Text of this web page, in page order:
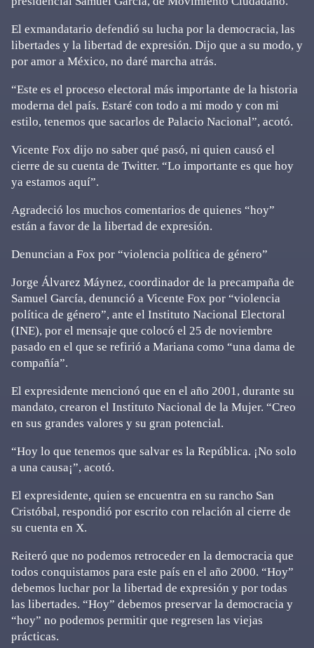
El exmandatario defendió su lucha por la democracia, las
libertades y la libertad de expresión. Dijo que a su modo, y
por amor a México, no daré marcha atrás.
“Este es el proceso electoral más importante de la historia
moderna del país. Estaré con todo a mi modo y con mi
estilo, tenemos que sacarlos de Palacio Nacional”, acotó.
Vicente Fox dijo no saber qué pasó, ni quien causó el
cierre de su cuenta de Twitter. “Lo importante es que hoy
ya estamos aquí”.
Agradeció los muchos comentarios de quienes “hoy”
están a favor de la libertad de expresión.
Denuncian a Fox por “violencia política de género”
Jorge Álvarez Máynez, coordinador de la precampaña de
Samuel García, denunció a Vicente Fox por “violencia
política de género”, ante el Instituto Nacional Electoral
(INE), por el mensaje que colocó el 25 de noviembre
pasado en el que se refirió a Mariana como “una dama de
compañía”.
El expresidente mencionó que en el año 2001, durante su
mandato, crearon el Instituto Nacional de la Mujer. “Creo
en sus grandes valores y su gran potencial.
“Hoy lo que tenemos que salvar es la República. ¡No solo
a una causa¡”, acotó.
El expresidente, quien se encuentra en su rancho San
Cristóbal, respondió por escrito con relación al cierre de
su cuenta en X.
Reiteró que no podemos retroceder en la democracia que
todos conquistamos para este país en el año 2000. “Hoy”
debemos luchar por la libertad de expresión y por todas
las libertades. “Hoy” debemos preservar la democracia y
“hoy” no podemos permitir que regresen las viejas
prácticas.